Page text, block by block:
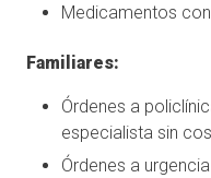
Medicamentos
Familiares:
Órdenes a
especialista sin
Órdenes a